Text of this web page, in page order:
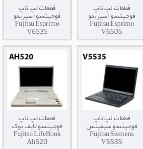
قطعات لپ تاپ
فوجیتسو اسپریمو
Fujitsu Esprimo
V6505
قطعات لپ تاپ
فوجیتسو اسپریمو
Fujitsu Esprimo
V6535
قطعات لپ تاپ
فوجیتسو سیمینس
Fujitsu Siemens
V5535
قطعات لپ تاپ
فوجیتسو لایف بوک
Fujitsu LifeBook
Ah520